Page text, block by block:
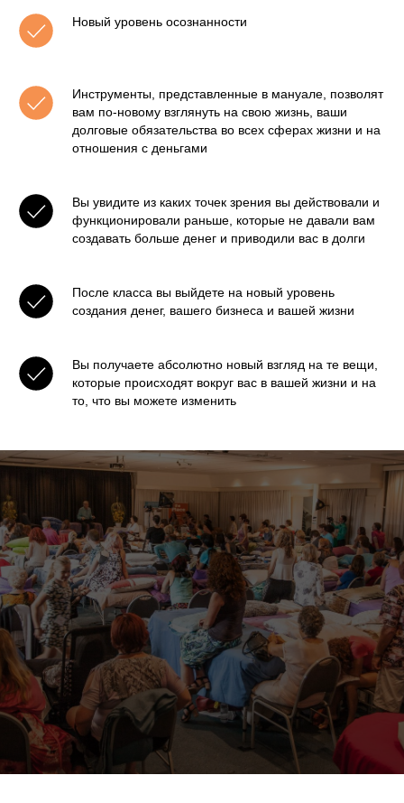
Новый уровень осознанности
Инструменты, представленные в мануале, позволят
вам по-новому взглянуть на свою жизнь, ваши
долговые обязательства во всех сферах жизни и на
отношения с деньгами
Вы увидите из каких точек зрения вы действовали и
функционировали раньше, которые не давали вам
создавать больше денег и приводили вас в долги
После класса вы выйдете на новый уровень
создания денег, вашего бизнеса и вашей жизни
Вы получаете абсолютно новый взгляд на те вещи,
которые происходят вокруг вас в вашей жизни и на
то, что вы можете изменить